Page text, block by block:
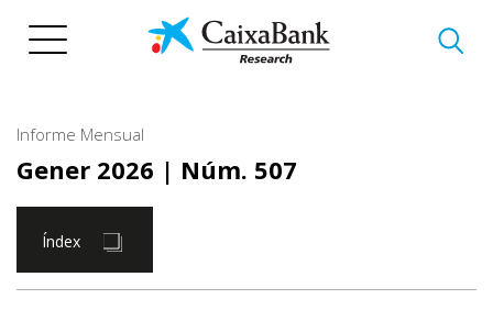
Informe Mensual
Gener 2026 | Núm. 507
Índex